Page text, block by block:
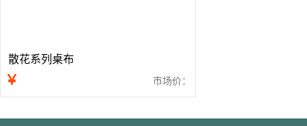
散花系列桌布
￥ 市场价：